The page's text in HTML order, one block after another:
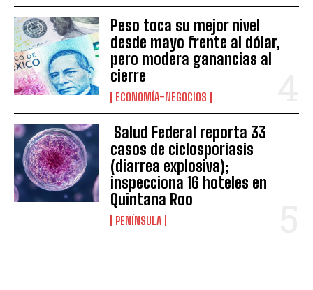
Peso toca su mejor nivel
desde mayo frente al dólar,
pero modera ganancias al
cierre
ECONOMÍA-NEGOCIOS
Salud Federal reporta 33
casos de ciclosporiasis
(diarrea explosiva);
inspecciona 16 hoteles en
Quintana Roo
PENÍNSULA